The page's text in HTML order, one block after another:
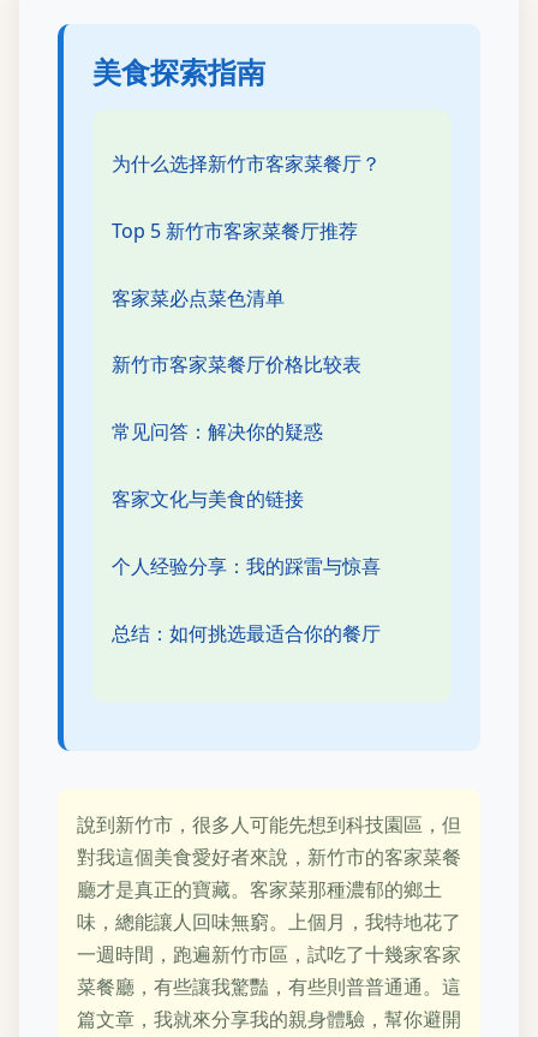
美食探索指南
为什么选择新竹市客家菜餐厅？
Top 5 新竹市客家菜餐厅推荐
客家菜必点菜色清单
新竹市客家菜餐厅价格比较表
常见问答：解决你的疑惑
客家文化与美食的链接
个人经验分享：我的踩雷与惊喜
总结：如何挑选最适合你的餐厅
說到新竹市，很多人可能先想到科技園區，但
對我這個美食愛好者來說，新竹市的客家菜餐
廳才是真正的寶藏。客家菜那種濃郁的鄉土
味，總能讓人回味無窮。上個月，我特地花了
一週時間，跑遍新竹市區，試吃了十幾家客家
菜餐廳，有些讓我驚豔，有些則普普通通。這
篇文章，我就來分享我的親身體驗，幫你避開